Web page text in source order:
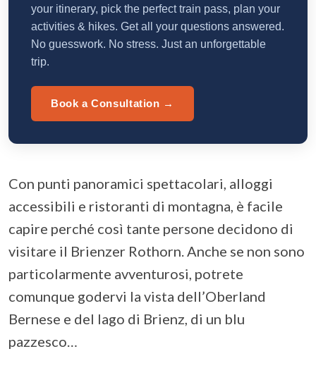
your itinerary, pick the perfect train pass, plan your
activities & hikes. Get all your questions answered.
No guesswork. No stress. Just an unforgettable
trip.
Book a Consultation →
Con punti panoramici spettacolari, alloggi
accessibili e ristoranti di montagna, è facile
capire perché così tante persone decidono di
visitare il Brienzer Rothorn. Anche se non sono
particolarmente avventurosi, potrete
comunque godervi la vista dell’Oberland
Bernese e del lago di Brienz, di un blu
pazzesco…